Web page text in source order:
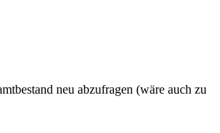
neu abzufragen (wäre auch zu